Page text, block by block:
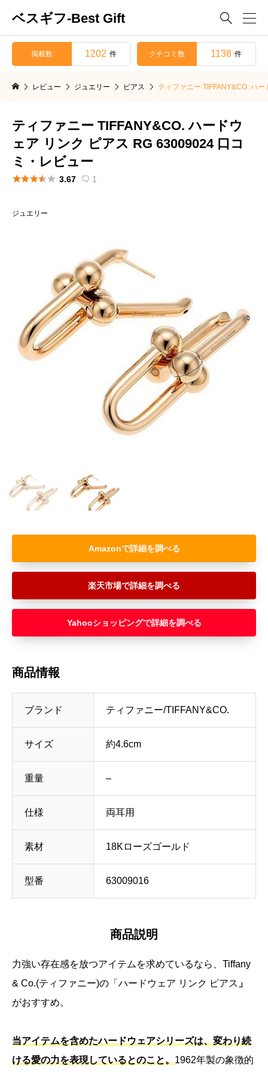
ベスギフ-Best Gift 
掲載数 1202 件 クチコミ数 1138 件
レビュー ジュエリー ピアス ティファニー TIFFANY&CO. ハ
ティファニー TIFFANY&CO. ハードウ
ェア リンク ピアス RG 63009024 口コ
ミ・レビュー
 3.67  1
ジュエリー
Amazon
楽天市場
Yahooショッピング
商品情報
ブランド ティファニー/TIFFANY&CO.
サイズ 約4.6cm
重量 –
仕様 両耳用
素材 18Kローズゴールド
型番 63009016
商品説明
力強い存在感を放つアイテムを求めているなら、Tiffany
& Co.(ティファニー)の「ハードウェア リンク ピアス 」
がおすすめ。
当アイテムを含めたハードウェアシリーズは、変わり続
ける愛の力を表現しているとのこと。 1962年製の象徴的